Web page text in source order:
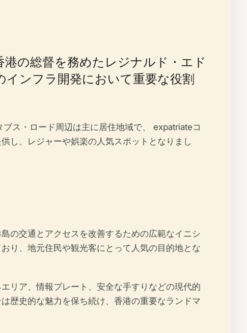
の総督を務めたレジナルド・エド
ンフラ開発において重要な役割
ス・ロード周辺は主に居住地域で、 expatriateコ
し、レジャーや娯楽の人気スポットとなりまし
の交通とアクセスを改善するための広範なイニシ
り、地元住民や観光客にとって人気の目的地とな
リア、情報プレート、安全な手すりなどの現代的
歴史的な魅力を保ち続け、香港の重要なランドマ